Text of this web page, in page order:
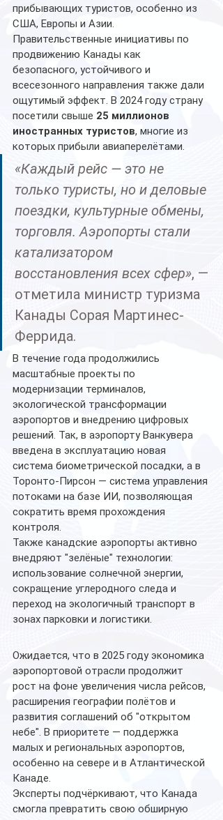
прибывающих туристов, особенно из
США, Европы и Азии.
Правительственные инициативы по
продвижению Канады как
безопасного, устойчивого и
всесезонного направления также дали
ощутимый эффект. В 2024 году страну
посетили свыше 25 миллионов
иностранных туристов, многие из
которых прибыли авиаперелётами.
«Каждый рейс — это не
только туристы, но и деловые
поездки, культурные обмены,
торговля. Аэропорты стали
катализатором
восстановления всех сфер», —
отметила министр туризма
Канады Сорая Мартинес-
Феррида.
В течение года продолжились
масштабные проекты по
модернизации терминалов,
экологической трансформации
аэропортов и внедрению цифровых
решений. Так, в аэропорту Ванкувера
введена в эксплуатацию новая
система биометрической посадки, а в
Торонто-Пирсон — система управления
потоками на базе ИИ, позволяющая
сократить время прохождения
контроля.
Также канадские аэропорты активно
внедряют "зелёные" технологии:
использование солнечной энергии,
сокращение углеродного следа и
переход на экологичный транспорт в
зонах парковки и логистики.
Ожидается, что в 2025 году экономика
аэропортовой отрасли продолжит
рост на фоне увеличения числа рейсов,
расширения географии полётов и
развития соглашений об "открытом
небе". В приоритете — поддержка
малых и региональных аэропортов,
особенно на севере и в Атлантической
Канаде.
Эксперты подчёркивают, что Канада
смогла превратить свою обширную